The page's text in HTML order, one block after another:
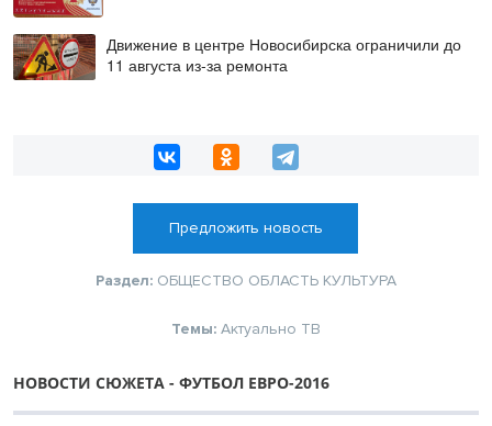
Движение в центре Новосибирска ограничили до
11 августа из-за ремонта
Предложить новость
Раздел: ОБЩЕСТВО ОБЛАСТЬ КУЛЬТУРА
Темы: Актуально ТВ
НОВОСТИ СЮЖЕТА - ФУТБОЛ ЕВРО-2016